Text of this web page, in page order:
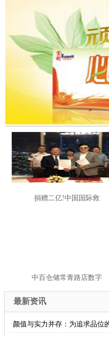
捐赠二亿!中国国际救
中百仓储常青路店数字
最新资讯
·颜值与实力并存：为追求品位